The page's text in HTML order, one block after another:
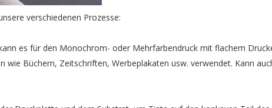
verschiedenen Prozesse:
es für den Monochrom- oder Mehrfarbendruck mit flachem
wie Büchern, Zeitschriften, Werbeplakaten usw. verwendet. Kann